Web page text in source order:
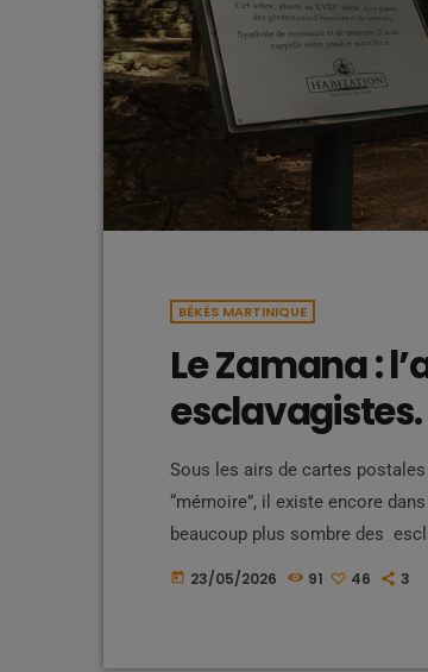
BÉKÉS MARTINIQUE
Le Zamana :
esclavagistes.
Sous les airs de cartes
“mémoire”, il existe encore
beaucoup plus sombre des
parfois présenté aujourd’hui
today 23/05/2026 91 46 3